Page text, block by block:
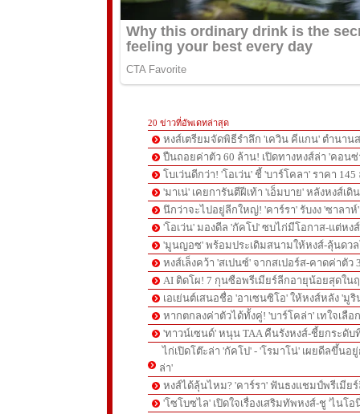
20 ข่าวที่อัพเดทล่าสุด
หงส์เตรียมจัดพิธีรำลึก 'เควิน คีแกน' ตำนาน
ปืนถอยค่าตัว 60 ล้าน! เปิดทางหงส์ล่า 'คอนซ่
โบเว่นดีกว่า! 'โอเว่น' ชี้ 'บาร์โคลา' ราคา
'มาเน่' เคยการันตีฝีเท้า 'เอ็มบาย' หลังหงส์เดิ
นึกว่าจะไปอยู่ลีกใหญ่! 'คาร์รา' รับงง 'ซาลา
'โอเว่น' มองดีล 'กัคโป' ซบไก่มีโอกาส-แต่ห
'มูนญอซ' พร้อมประเดิมสนามให้หงส์-ลุ้นดว
หงส์เล็งคว้า 'สเปนซ์' จากสเปอร์ส-คาดค่าตัว
AI ติดโผ! 7 กุนซือพรีเมียร์ลีกอายุน้อยสุดใน
เอเย่นต์เสนอชื่อ 'อาเซนซิโอ' ให้หงส์หลัง 'มู
หากตกลงค่าตัวได้ทั้งคู่! 'บาร์โคล่า' เทใจเลือ
'ทาวน์เซนด์' หนุน TAA คืนรังหงส์-ชี้ยกระดั
ไก่เปิดโต๊ะล่า 'กัคโป' - 'โรมาโน่' เผยดีลขึ้นอ
ล่า'
หงส์ได้ลุ้นไหม? 'คาร์รา' ฟันธงแชมป์พรีเมีย
'โซโบซไล' เปิดใจเรื่องเสริมทัพหงส์-ชู 'ไนโ